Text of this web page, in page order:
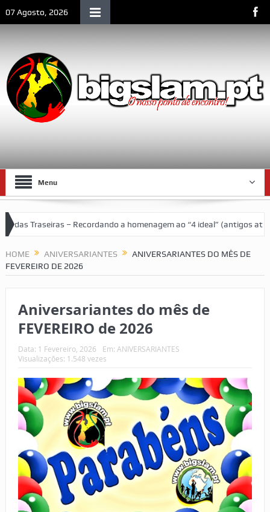
07 Agosto, 2026
Menu
– Recordando a homenagem ao “4 ideal” (antigos atletas
HOME ANIVERSARIANTES
ANIVERSARIANTES DO MÊS DE
FEVEREIRO DE 2026
Aniversariantes do mês de
FEVEREIRO de 2026
Data: 1 Fevereiro, 2026 Em: ANIVERSARIANTES
Visualizações: 1.548 vezes